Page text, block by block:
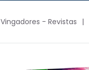
Vingadores - Revistas |